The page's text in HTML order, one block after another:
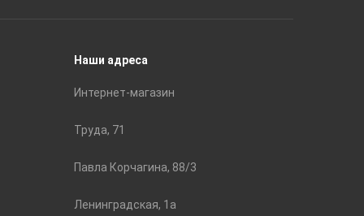
Наши адреса
Интернет-магазин
Труда, 71
Павла Корчагина, 88/3
Ленинградская, 1а